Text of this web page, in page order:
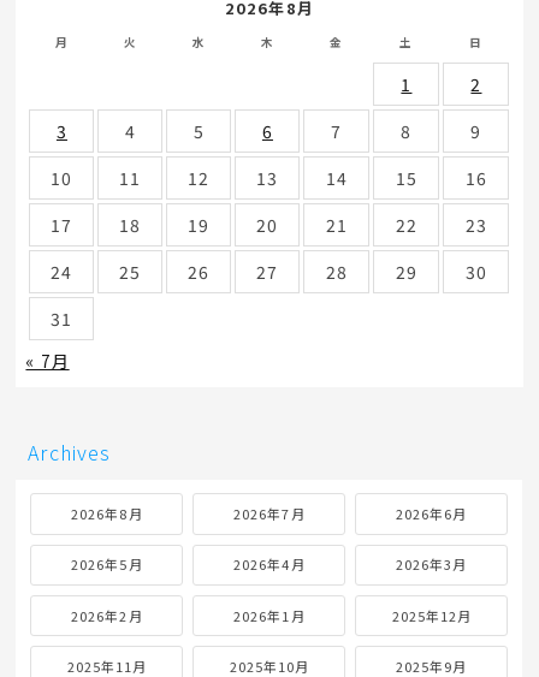
2026年8月
月 火 水 木 金 土 日
1
2
3
4 5 6 7 8
9
10
11 12 13 14 15
16
17
18 19 20 21 22
23
24
25 26 27 28 29
30
31
« 7月
Archives
2026年8月 2026年7月 2026年6月
2026年5月 2026年4月 2026年3月
2026年2月 2026年1月 2025年12月
2025年11月 2025年10月 2025年9月